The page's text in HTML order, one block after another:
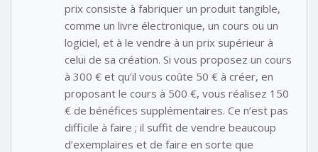
prix consiste à fabriquer un produit tangible,
comme un livre électronique, un cours ou un
logiciel, et à le vendre à un prix supérieur à
celui de sa création. Si vous proposez un cours
à 300 € et qu’il vous coûte 50 € à créer, en
proposant le cours à 500 €, vous réalisez 150
€ de bénéfices supplémentaires. Ce n’est pas
difficile à faire ; il suffit de vendre beaucoup
d’exemplaires et de faire en sorte que